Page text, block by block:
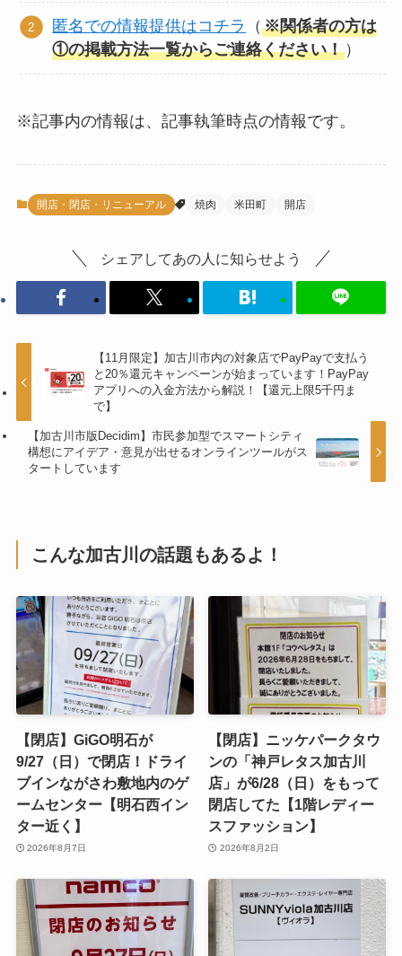
匿名での情報提供はコチラ （※関係者の方は
①の掲載方法一覧からご連絡ください！ ）
※記事内の情報は、記事執筆時点の情報です。
開店・閉店・リニューアル 焼肉 米田町 開店
シェアしてあの人に知らせよう
【11月限定】加古川市内の対象店でPayPayで支払う
と20％還元キャンペーンが始まっています！PayPay
アプリへの入金方法から解説！【還元上限5千円ま
で】
【加古川市版Decidim】市民参加型でスマートシティ
構想にアイデア・意見が出せるオンラインツールがス
タートしています
こんな加古川の話題もあるよ！
【閉店】GiGO明石が
9/27（日）で閉店！ドライ
ブインながさわ敷地内のゲ
ームセンター【明石西イン
ター近く】
2026年8月7日
【閉店】ニッケパークタウ
ンの「神戸レタス加古川
店」が6/28（日）をもって
閉店してた【1階レディー
スファッション】
2026年8月2日